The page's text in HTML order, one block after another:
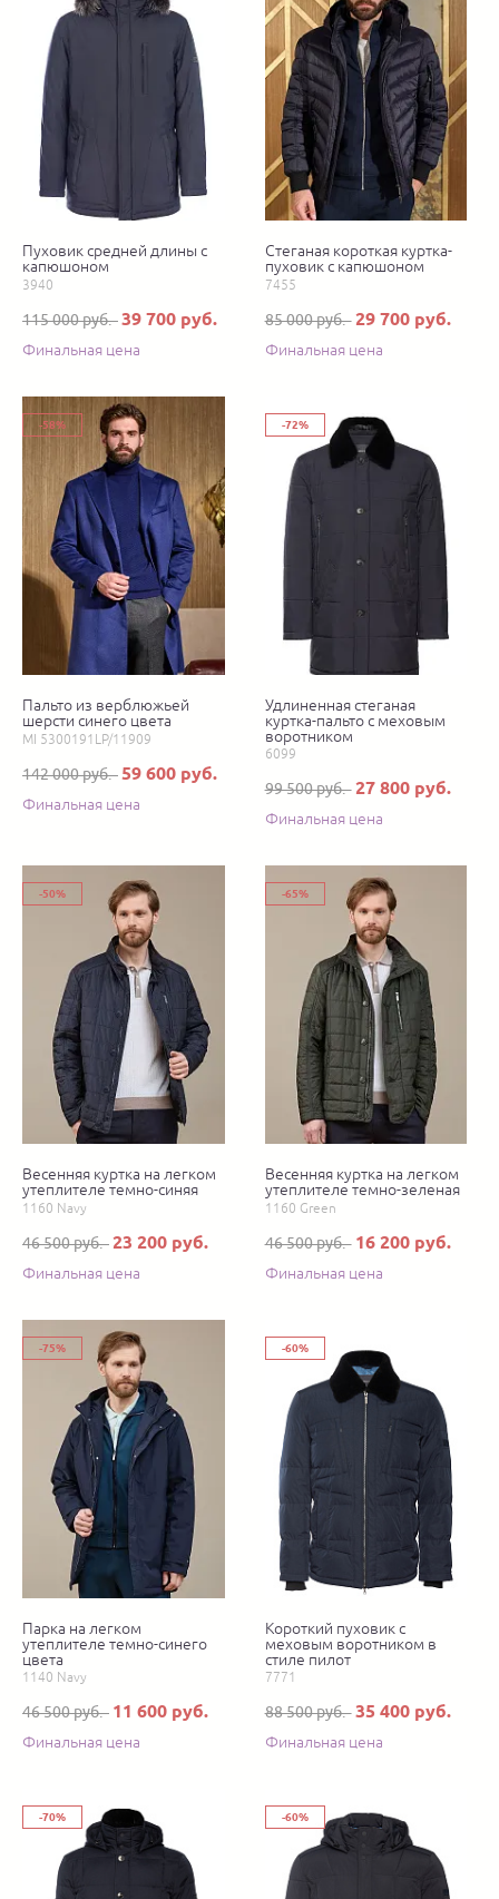
Пуховик средней длины с
капюшоном
3940
115 000 руб.39 700 руб.
Финальная цена
Стеганая короткая куртка-
пуховик с капюшоном
7455
85 000 руб. 29 700 руб.
Финальная цена
-58%
Пальто из верблюжьей
шерсти синего цвета
MI 5300191LP/11909
142 000 руб. 59 600 руб.
Финальная цена
-72%
Удлиненная стеганая
куртка-пальто с меховым
воротником
6099
99 500 руб. 27 800 руб.
Финальная цена
-50%
Весенняя куртка на легком
утеплителе темно-синяя
1160 Navy
46 500 руб.23 200 руб.
Финальная цена
-65%
Весенняя куртка на легком
утеплителе темно-зеленая
1160 Green
46 500 руб. 16 200 руб.
Финальная цена
-75%
Парка на легком
утеплителе темно-синего
цвета
1140 Navy
46 500 руб. 11 600 руб.
Финальная цена
-60%
Короткий пуховик с
меховым воротником в
стиле пилот
7771
88 500 руб. 35 400 руб.
Финальная цена
-70% -60%